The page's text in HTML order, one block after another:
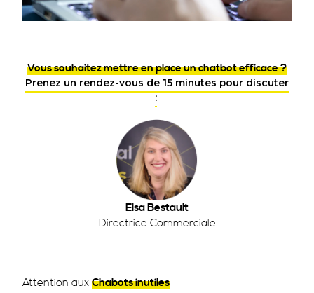
Vous souhaitez mettre en place un chatbot efficace ?
Prenez un rendez-vous de 15 minutes pour discuter
:
Elsa Bestault
Directrice Commerciale
Attention aux Chabots inutiles